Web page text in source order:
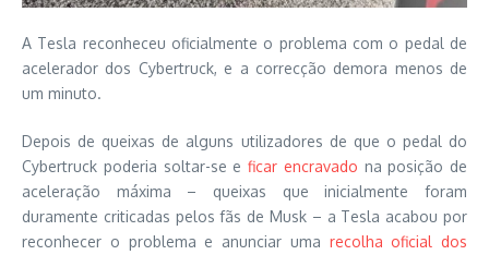
A Tesla reconheceu oficialmente o problema com o pedal de
acelerador dos Cybertruck, e a correcção demora menos de
um minuto.
Depois de queixas de alguns utilizadores de que o pedal do
Cybertruck poderia soltar-se e ficar encravado na posição de
aceleração máxima – queixas que inicialmente foram
duramente criticadas pelos fãs de Musk – a Tesla acabou por
reconhecer o problema e anunciar uma recolha oficial dos